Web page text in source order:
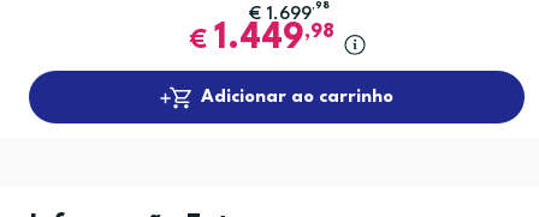
€ 1.699,98
€ 1.449,98
Adicionar ao carrinho